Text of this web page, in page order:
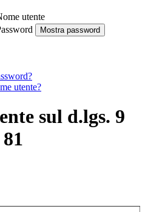
utente
Mostra password
utente?
sul d.lgs. 9